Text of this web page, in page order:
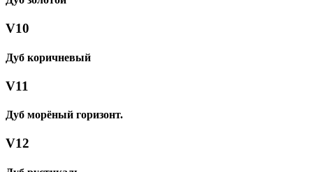
V10
Дуб коричневый
V11
Дуб морёный горизонт.
V12